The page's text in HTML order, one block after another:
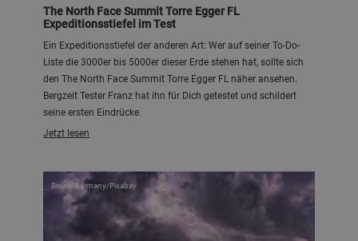
The North Face Summit Torre Egger FL
Expeditionsstiefel im Test
Ein Expeditionsstiefel der anderen Art: Wer auf seiner To-Do-
Liste die 3000er bis 5000er dieser Erde stehen hat, sollte sich
den The North Face Summit Torre Egger FL näher ansehen.
Bergzeit Tester Franz hat ihn für Dich getestet und schildert
seine ersten Eindrücke.
Jetzt lesen
Bruno Germany/Pixabay